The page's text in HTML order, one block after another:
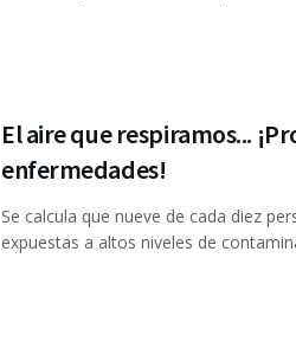
El aire que respiramos...
enfermedades!
Se calcula que nueve de cada diez
expuestas a altos niveles de